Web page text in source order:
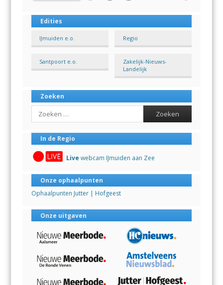
Edities
IJmuiden e.o. Regio
Santpoort e.o.
Zakelijk-Nieuws-
Landelijk
Zoeken
Search
In de Regio
Live webcam IJmuiden aan Zee
Onze ophaalpunten
Ophaalpunten Jutter | Hofgeest
Onze uitgaven